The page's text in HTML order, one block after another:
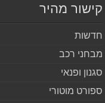
מהיר
רכב
ופנאי
מוטורי